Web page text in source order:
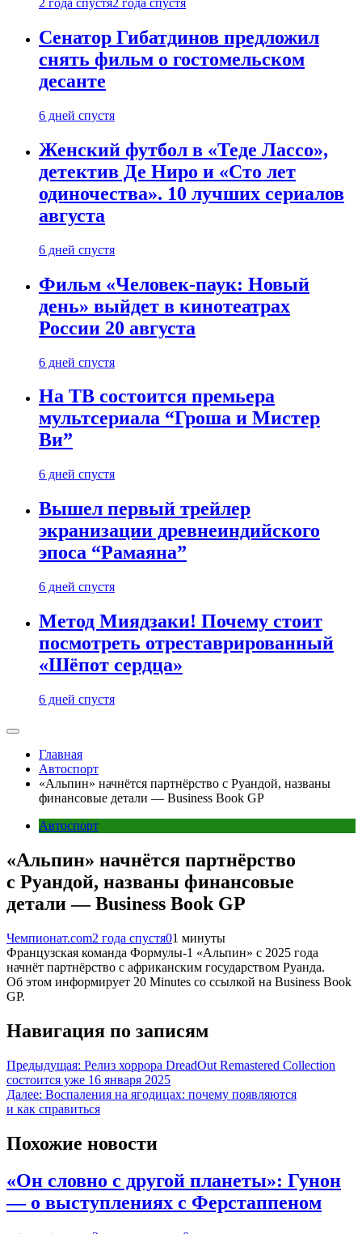
2 года спустя2 года спустя
Сенатор Гибатдинов предложил
снять фильм о гостомельском
десанте
6 дней спустя
Женский футбол в «Теде Лассо»,
детектив Де Ниро и «Сто лет
одиночества». 10 лучших сериалов
августа
6 дней спустя
Фильм «Человек-паук: Новый
день» выйдет в кинотеатрах
России 20 августа
6 дней спустя
На ТВ состоится премьера
мультсериала “Гроша и Мистер
Ви”
6 дней спустя
Вышел первый трейлер
экранизации древнеиндийского
эпоса “Рамаяна”
6 дней спустя
Метод Миядзаки! Почему стоит
посмотреть отреставрированный
«Шёпот сердца»
6 дней спустя
Главная
Автоспорт
«Альпин» начнётся партнёрство с Руандой, названы
финансовые детали — Business Book GP
Автоспорт
«Альпин» начнётся партнёрство
с Руандой, названы финансовые
детали — Business Book GP
Чемпионат.com2 года спустя01 минуты
Французская команда Формулы-1 «Альпин» с 2025 года
начнёт партнёрство с африканским государством Руанда.
Об этом информирует 20 Minutes со ссылкой на Business Book
GP.
Навигация по записям
Предыдущая: Релиз хоррора DreadOut Remastered Collection
состоится уже 16 января 2025
Далее: Воспаления на ягодицах: почему появляются
и как справиться
Похожие новости
«Он словно с другой планеты»: Гунон
— о выступлениях с Ферстаппеном